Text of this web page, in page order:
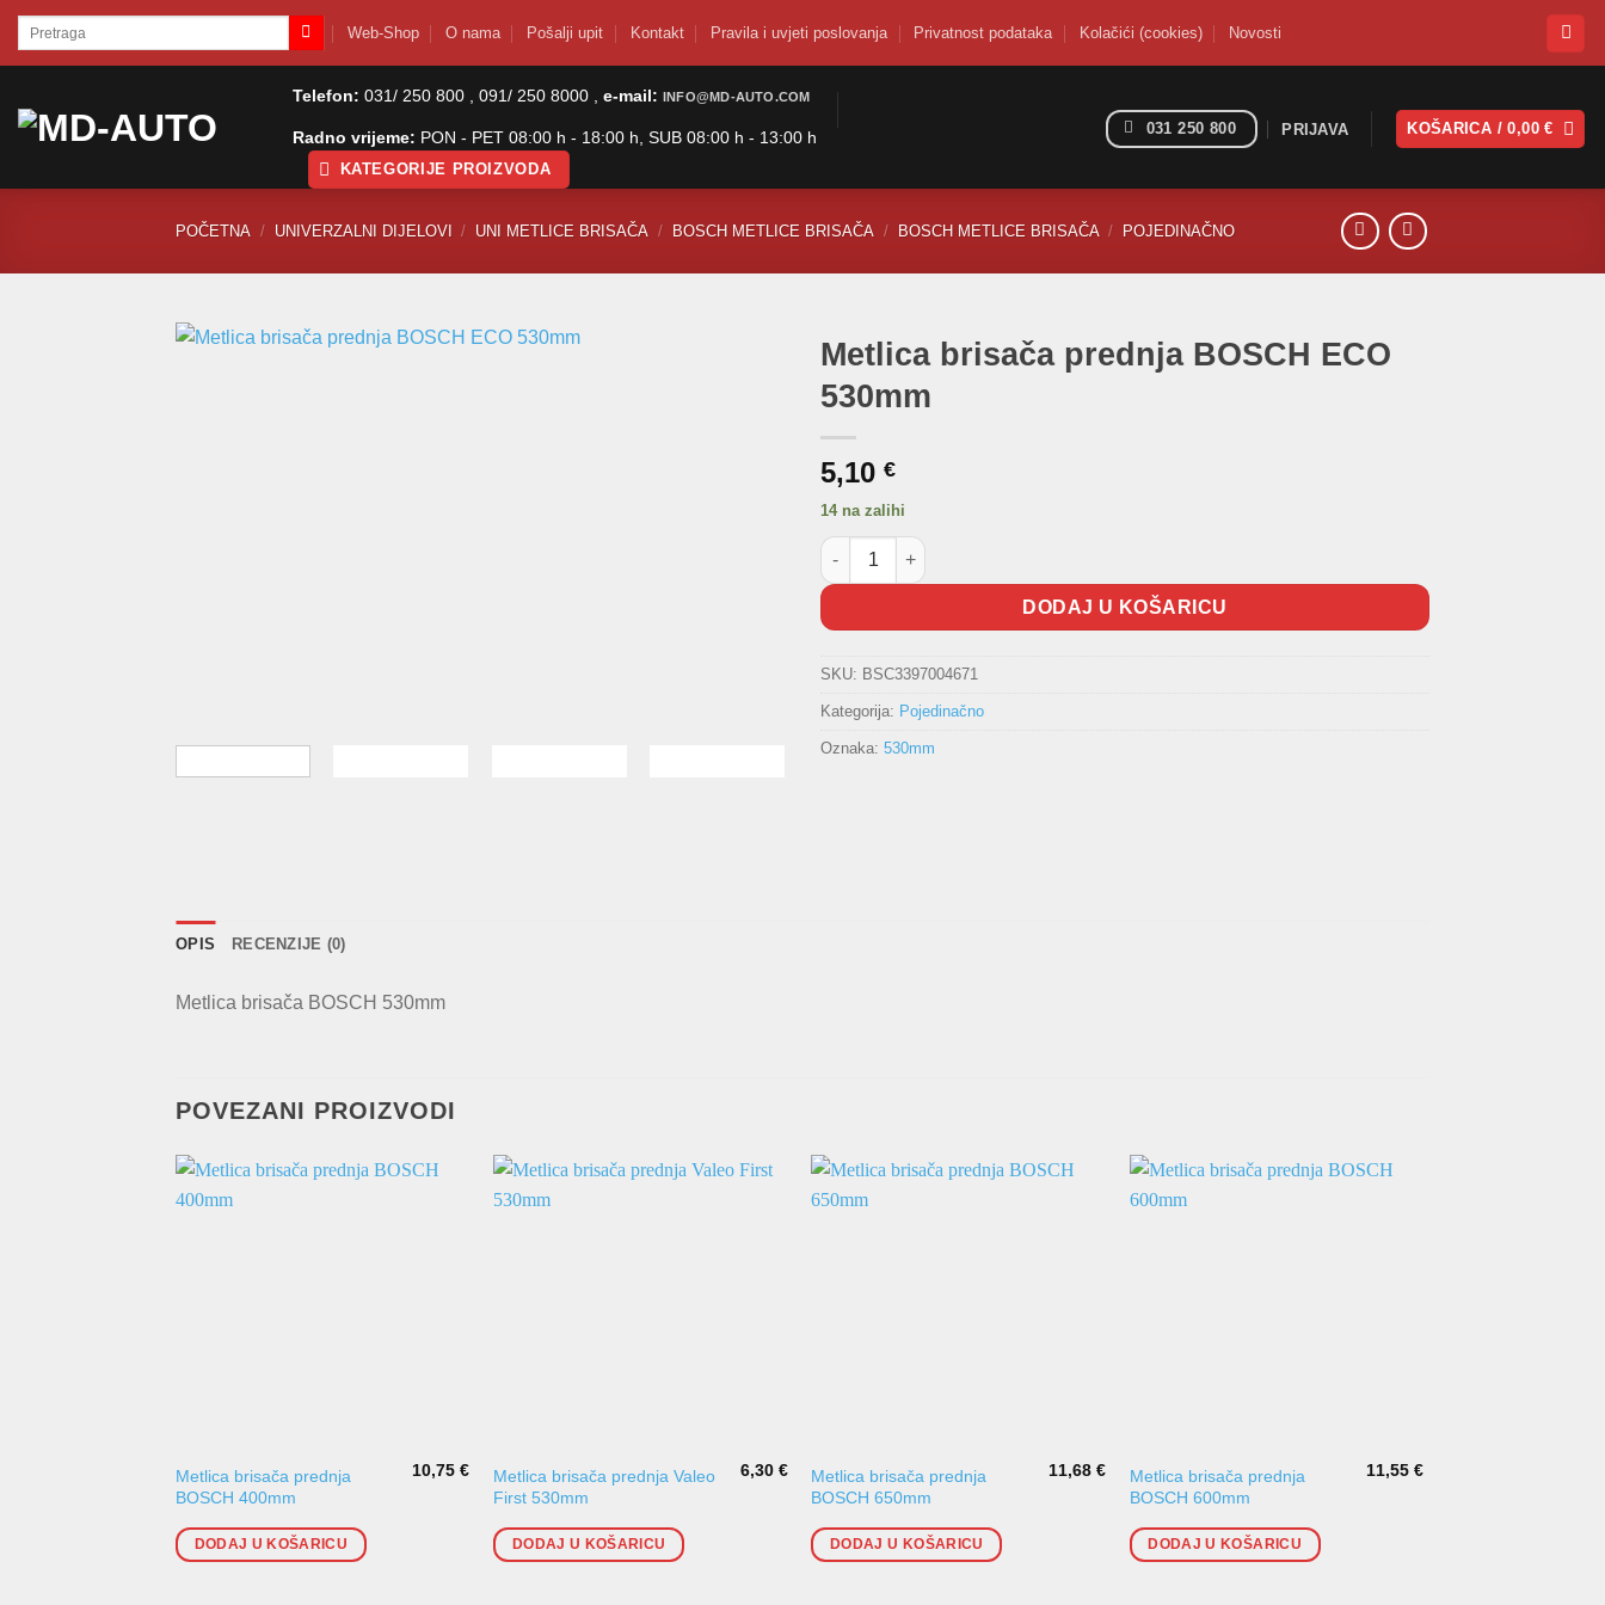
SkipPretraži: Web-Shop O nama Pošalji upit Kontakt Pravila i uvjeti poslovanja Privatnost podataka Kolačići (cookies) Novosti
Telefon: 031/ 250 800 , 091/ 250 8000 , e-mail: INFO@MD-AUTO.COM
Radno vrijeme: PON - PET 08:00 h - 18:00 h, SUB 08:00 h - 13:00 h
KATEGORIJE PROIZVODA
031 250 800 PRIJAVA KOŠARICA /0,00€
POČETNA / UNIVERZALNI DIJELOVI / UNI METLICE BRISAČA / BOSCH METLICE BRISAČA / BOSCH METLICE BRISAČA / POJEDINAČNO
Metlica brisača prednja BOSCH ECO
530mm
5,10 €
14 na zalihi
Metlica brisača prednja BOSCH ECO 530mm količina
DODAJ U KOŠARICU
SKU: BSC3397004671
Kategorija: Pojedinačno
Oznaka: 530mm
OPIS RECENZIJE (0)
Metlica brisača BOSCH 530mm
POVEZANI PROIZVODI
Metlica brisača prednja
BOSCH 400mm
10,75€
DODAJ U KOŠARICU
Metlica brisača prednja Valeo
First 530mm
6,30 €
DODAJ U KOŠARICU
Metlica brisača prednja
BOSCH 650mm
11,68 €
DODAJ U KOŠARICU
Metlica brisača prednja
BOSCH 600mm
11,55€
DODAJ U KOŠARICU